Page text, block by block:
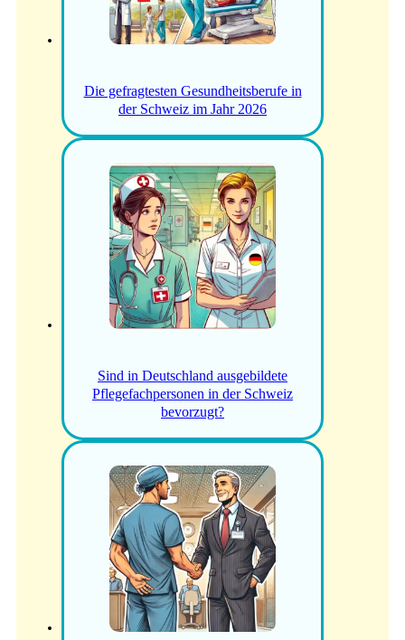
Die gefragtesten Gesundheitsberufe in
der Schweiz im Jahr 2026
Sind in Deutschland ausgebildete
Pflegefachpersonen in der Schweiz
bevorzugt?